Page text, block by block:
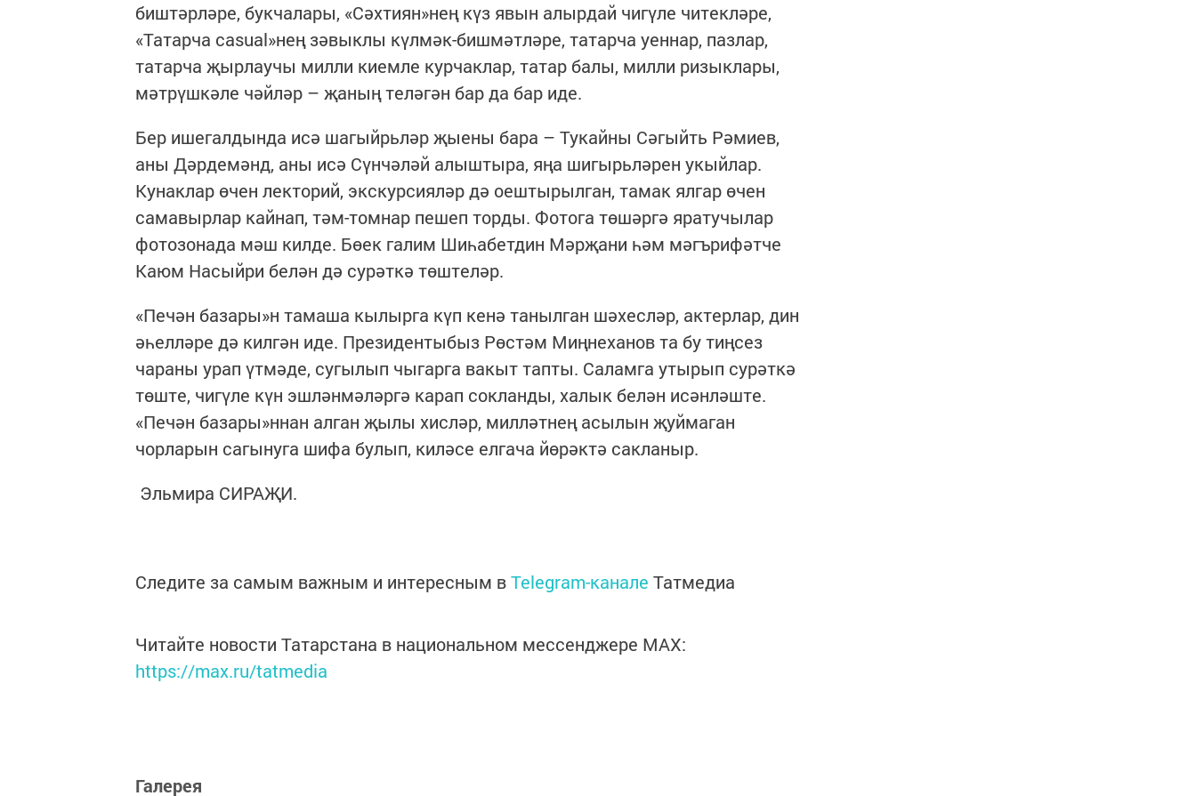
биштәрләре, букчалары, «Сәхтиян»нең күз явын алырдай чигүле читекләре,
«Татарча casual»нең зәвыклы күлмәк-бишмәтләре, татарча уеннар, пазлар,
татарча җырлау­чы милли киемле курчаклар, татар балы, милли ризыклары,
мәтрүшкәле чәйләр – җаның теләгән бар да бар иде.
Бер ишегалдында исә шагыйрьләр җыены бара – Тукайны Сәгыйть Рәмиев,
аны Дәрдемәнд, аны исә Сүнчәләй алыштыра, яңа шигырьләрен укыйлар.
Кунаклар өчен лекторий, экскурсияләр дә оештырылган, тамак ялгар өчен
самавырлар кайнап, тәм-томнар пешеп торды. Фотога төшәргә яратучылар
фотозонада мәш килде. Бөек галим Шиһабетдин Мәрҗани һәм мәгърифәтче
Каюм Насыйри белән дә сурәткә төштеләр.
«Печән базары»н тамаша кылырга күп кенә танылган шәхесләр, актерлар, дин
әһелләре дә килгән иде. Президентыбыз Рөстәм Миңнеханов та бу тиңсез
чараны урап үтмәде, сугылып чыгарга вакыт тапты. Саламга утырып сурәткә
төште, чигүле күн эшләнмәләргә карап сокланды, халык белән исәнләште.
«Печән базары»ннан алган җылы хисләр, милләтнең асылын җуймаган
чорларын сагынуга шифа булып, киләсе елгача йөрәктә сакланыр.
Эльмира СИРАҖИ.
Следите за самым важным и интересным вTelegram-канале Татмедиа
Читайте новости Татарстана в национальном мессенджере MАХ:
https://max.ru/tatmedia
Галерея